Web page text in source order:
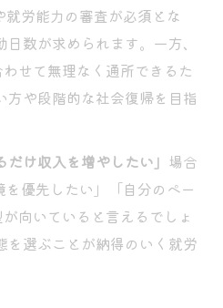
労能力の審査が必須とな
数が求められます。一方、
せて無理なく通所できるた
方や段階的な社会復帰を目指
だけ収入を増やしたい」 場合
優先したい」「自分のペー
向いていると言えるでしょ
を選ぶことが納得のいく就労